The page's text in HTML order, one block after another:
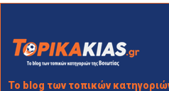
Το blog των τοπικών